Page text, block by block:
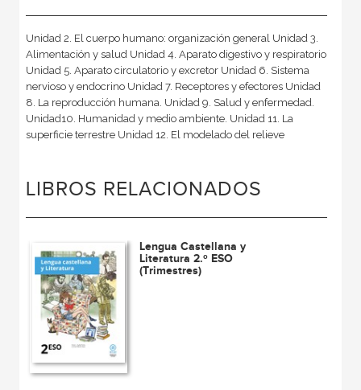
Unidad 2. El cuerpo humano: organización general Unidad 3.
Alimentación y salud Unidad 4. Aparato digestivo y respiratorio
Unidad 5. Aparato circulatorio y excretor Unidad 6. Sistema
nervioso y endocrino Unidad 7. Receptores y efectores Unidad
8. La reproducción humana. Unidad 9. Salud y enfermedad.
Unidad10. Humanidad y medio ambiente. Unidad 11. La
superficie terrestre Unidad 12. El modelado del relieve
LIBROS RELACIONADOS
Lengua Castellana y
Literatura 2.º ESO
(Trimestres)